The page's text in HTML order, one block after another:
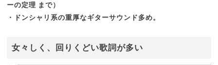
ーの定理 まで）
・ドンシャリ系の重厚なギターサウンド多め。
女々しく、回りくどい歌詞が多い